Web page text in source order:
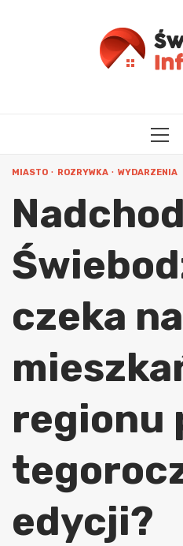
MIASTO ROZRYWKA WYDARZENIA
czeka na
regionu
edycji?